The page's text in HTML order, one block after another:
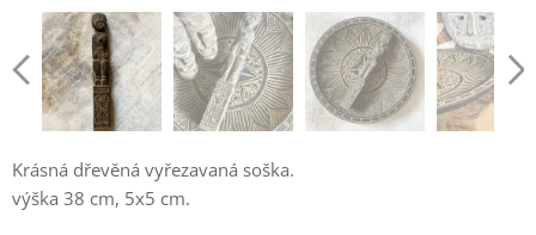
Krásná dřevěná vyřezavaná soška.
výška 38 cm, 5x5 cm.